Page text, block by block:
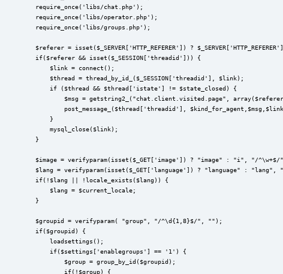
require_once('libs/chat.php');
require_once('libs/operator.php');
require_once('libs/groups.php');
$referer = isset($_SERVER['HTTP_REFERER']) ?
if($referer && isset($_SESSION['threadid'])) {
$link = connect();
$thread = thread_by_id_($_SESSION['threadid'], $link);
if ($thread && $thread['istate'] != $state_closed) {
$msg = getstring2_("chat.client.visited.page",
post_message_($thread['threadid'],
}
mysql_close($link);
}
$image = verifyparam(isset($_GET['image']) ? "image" : "i", "/^\w+$/
$lang = verifyparam(isset($_GET['language']) ? "language" :
if(!$lang || !locale_exists($lang)) {
$lang = $current_locale;
}
$groupid = verifyparam( "group", "/^\d{1,8}$/", "");
if($groupid) {
loadsettings();
if($settings['enablegroups'] == '1') {
$group = group_by_id($groupid);
if(!$group) {